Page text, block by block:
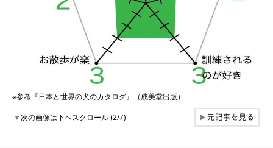
※参考『日本と世界の犬のカタログ』（成美堂出版）
▼次の画像は下へスクロール (2/7) ▶元記事を見る